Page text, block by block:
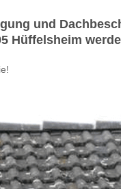
und
Hüffelsheim